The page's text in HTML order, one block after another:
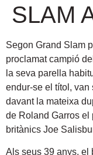
SLAM
Segon Grand Slam
proclamat campió
la seva parella
endur-se el títol, van
davant la mateixa
de Roland Garros el
britànics Joe
Als seus 39 anys, el